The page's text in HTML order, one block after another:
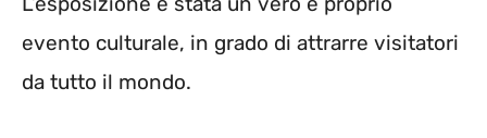
evento culturale, in grado di attrarre visitatori
da tutto il mondo.